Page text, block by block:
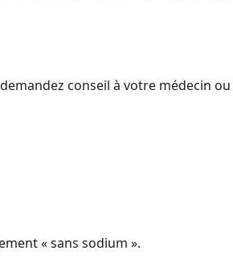
conseil à votre médecin
« sans sodium ».